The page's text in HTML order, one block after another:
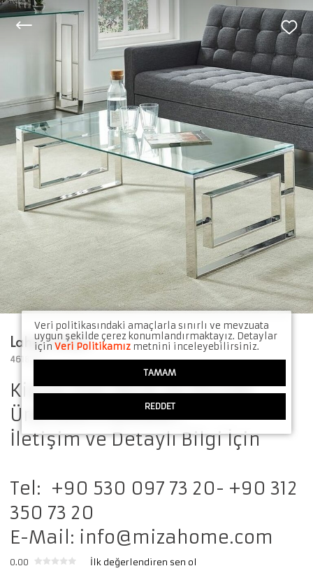
Lahey Sehpa
4618123
Kişiye Özel Renk Ve Ölçüde
Üretilebilmektedir.
İletişim ve Detaylı Bilgi İçin
Tel: +90 530 097 73 20- +90 312
350 73 20
E-Mail: info@mizahome.com
0.00 İlk değerlendiren sen ol
Veri politikasındaki amaçlarla sınırlı ve mevzuata
uygun şekilde çerez konumlandırmaktayız. Detaylar
için Veri Politikamızmetnini inceleyebilirsiniz.
TAMAM
REDDET